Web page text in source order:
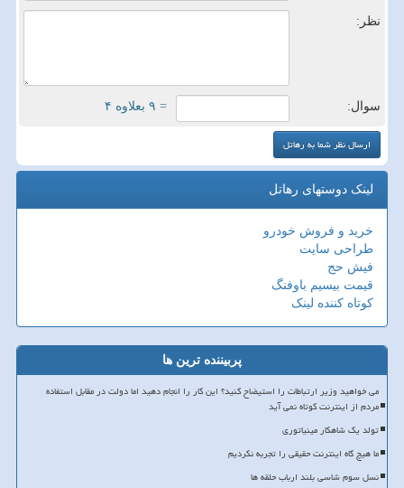
نظر:
سوال: = ۹ بعلاوه ۴
لینک دوستهای رهاتل
خرید و فروش خودرو
طراحی سایت
فیش حج
قیمت بیسیم باوفنگ
کوتاه کننده لینک
پربیننده ترین ها
می خواهید وزیر ارتباطات را استیضاح کنید؟ این کار را انجام دهید اما دولت در مقابل استفاده
مردم از اینترنت کوتاه نمی آید
تولد یک شاهکار مینیاتوری
ما هیچ گاه اینترنت حقیقی را تجربه نکردیم
نسل سوم شاسی بلند ارباب حلقه ها